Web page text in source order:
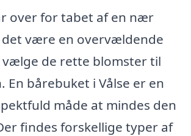
over for tabet af en nær
det være en overvældende
vælge de rette blomster til
En bårebuket i Vålse er en
måde at mindes den
findes forskellige typer af